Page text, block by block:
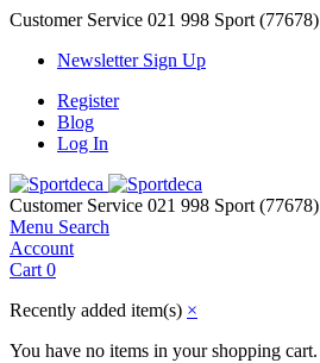
Customer Service 021 998 Sport (77678)
Newsletter Sign Up
Register
Blog
Log In
Customer Service 021 998 Sport (77678)
Menu Search
Account
Cart 0
Recently added item(s) ×
You have no items in your shopping cart.